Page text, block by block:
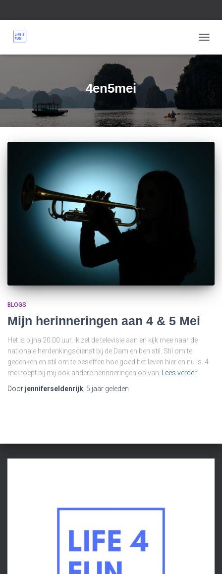
4en5mei
BLOGS
Mijn herinneringen aan 4 & 5 Mei
Het is bijna 20.00 uur, ik zet de televisie aan en kijk mee naar de
nationale herdenkingsdienst bij de Dam en ben stil. Stil om te
gedenken en stil om te beseffen hoe goed het leven hier en nu is. 4
mei roept bij mij ook andere herinneringen op van
Lees verder
Door jenniferseldenrijk 5 jaar geleden